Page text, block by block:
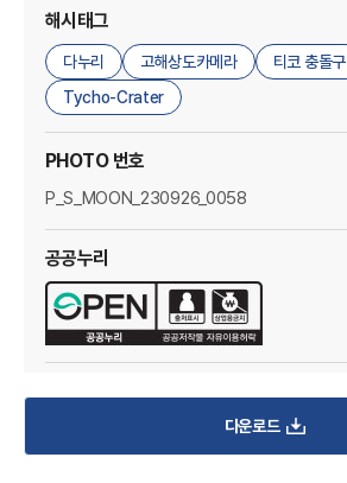
R
I
해시태그
다누리 고해상도카메라
티코 충돌구
Tycho-Crater
PHOTO 번호
P_S_MOON_230926_0058
공공누리
다운로드